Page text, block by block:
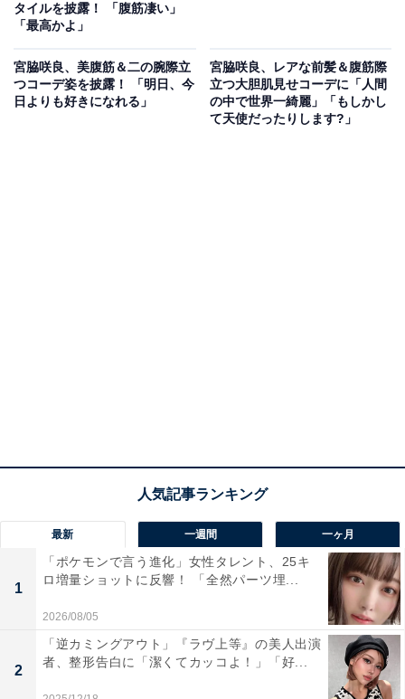
タイルを披露！ 「腹筋凄い」
「最高かよ」
宮脇咲良、美腹筋＆二の腕際立
つコーデ姿を披露！ 「明日、今
日よりも好きになれる」
宮脇咲良、レアな前髪＆腹筋際
立つ大胆肌見せコーデに「人間
の中で世界一綺麗」「もしかし
て天使だったりします?」
最新 一週間 一ヶ月
1
「ポケモンで言う進化」女性タレント、25キ
ロ増量ショットに反響！ 「全然パーツ埋...
2026/08/05
2
「逆カミングアウト」『ラヴ上等』の美人出演
者、整形告白に「潔くてカッコよ！」「好...